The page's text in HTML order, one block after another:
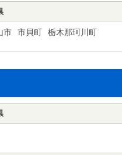
市 市貝町 栃木那珂川町